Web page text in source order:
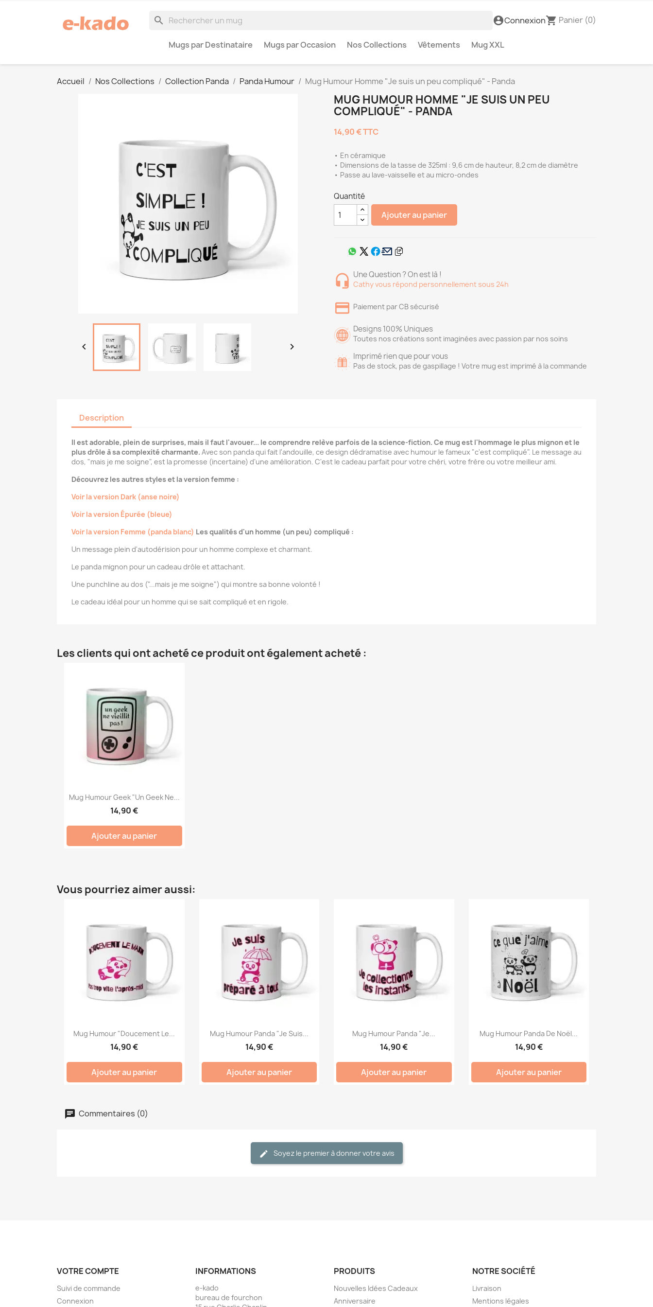
search account_circleConnexionshopping_cart Panier (0)
Mugs par Destinataire Mugs par Occasion Nos Collections Vêtements Mug XXL
Accueil Nos Collections Collection Panda Panda Humour Mug Humour Homme "Je suis un peu compliqué" - Panda
 
MUG HUMOUR HOMME "JE SUIS UN PEU
COMPLIQUÉ" - PANDA
14,90 €TTC
• En céramique
• Dimensions de la tasse de 325ml : 9,6 cm de hauteur, 8,2 cm de diamètre
• Passe au lave-vaisselle et au micro-ondes
Quantité
Ajouter au panier
Une Question ? On est là !
Cathy vous répond personnellement sous 24h
Paiement par CB sécurisé
Designs 100% Uniques
Toutes nos créations sont imaginées avec passion par nos soins
Imprimé rien que pour vous
Pas de stock, pas de gaspillage ! Votre mug est imprimé à la commande
Description
Il est adorable, plein de surprises, mais il faut l'avouer... le comprendre relève parfois de la science-fiction. Ce mug est l'hommage le plus mignon et le
plus drôle à sa complexité charmante. Avec son panda qui fait l'andouille, ce design dédramatise avec humour le fameux "c'est compliqué". Le message au
dos, "mais je me soigne", est la promesse (incertaine) d'une amélioration. C'est le cadeau parfait pour votre chéri, votre frère ou votre meilleur ami.
Découvrez les autres styles et la version femme :
Voir la version Dark (anse noire)
Voir la version Épurée (bleue)
Voir la version Femme (panda blanc) Les qualités d'un homme (un peu) compliqué :
Un message plein d'autodérision pour un homme complexe et charmant.
Le panda mignon pour un cadeau drôle et attachant.
Une punchline au dos ("...mais je me soigne") qui montre sa bonne volonté !
Le cadeau idéal pour un homme qui se sait compliqué et en rigole.
Les clients qui ont acheté ce produit ont également acheté :
Mug Humour Geek "Un Geek Ne...
14,90 €
Ajouter au panier
Vous pourriez aimer aussi:
Mug Humour "Doucement Le...
14,90 €
Ajouter au panier
Mug Humour Panda "Je Suis...
14,90 €
Ajouter au panier
Mug Humour Panda "Je...
14,90 €
Ajouter au panier
Mug Humour Panda De Noël...
14,90 €
Ajouter au panier
Commentaires (0)
Soyez le premier à donner votre avis
VOTRE COMPTE
Suivi de commande
Connexion
INFORMATIONS
e-kado
bureau de fourchon
PRODUITS
Nouvelles Idées Cadeaux
Anniversaire
NOTRE SOCIÉTÉ
Livraison
Mentions légales